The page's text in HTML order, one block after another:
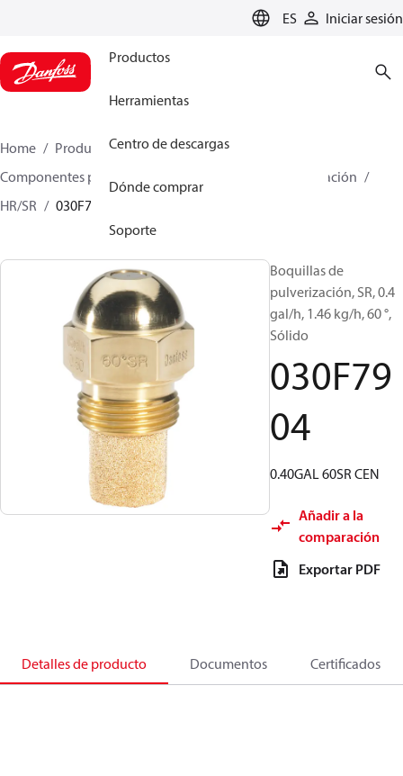
ES Iniciar sesión
Productos
Herramientas
Centro de descargas
Dónde comprar
Soporte
Home Productos
Climate Solutions for heating
Componentes para quemador
Boquillas de pulverización
HR/SR
030F7904
Boquillas de
pulverización, SR, 0.4
gal/h, 1.46 kg/h, 60 °,
Sólido
030F79
04
0.40GAL 60SR CEN
Añadir a la
comparación
Exportar PDF
Detalles de producto Documentos Certificados